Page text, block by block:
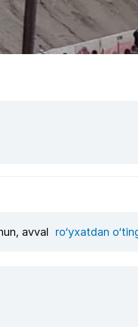
avval ro‘yxatdan